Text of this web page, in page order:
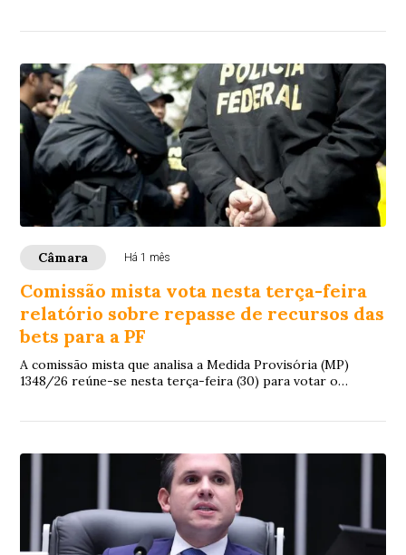
Câmara Há 1 mês
Comissão mista vota nesta terça-feira
relatório sobre repasse de recursos das
bets para a PF
A comissão mista que analisa a Medida Provisória (MP)
1348/26 reúne-se nesta terça-feira (30) para votar o